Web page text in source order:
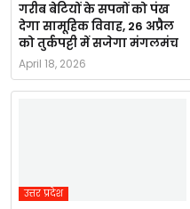
गरीब बेटियों के सपनों को पंख
देगा सामूहिक विवाह, 26 अप्रैल
को तुर्कपट्टी में सजेगा मंगलमंच
April 18, 2026
उत्तर प्रदेश